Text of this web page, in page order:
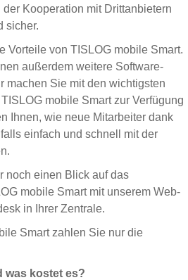
Kooperation mit Drittanbietern
sicher.
Vorteile von TISLOG mobile Smart.
außerdem weitere Software-
machen Sie mit den wichtigsten
mobile Smart zur Verfügung
Ihnen, wie neue Mitarbeiter dank
einfach und schnell mit der
noch einen Blick auf das
mobile Smart mit unserem Web-
in Ihrer Zentrale.
Smart zahlen Sie nur die
was kostet es?